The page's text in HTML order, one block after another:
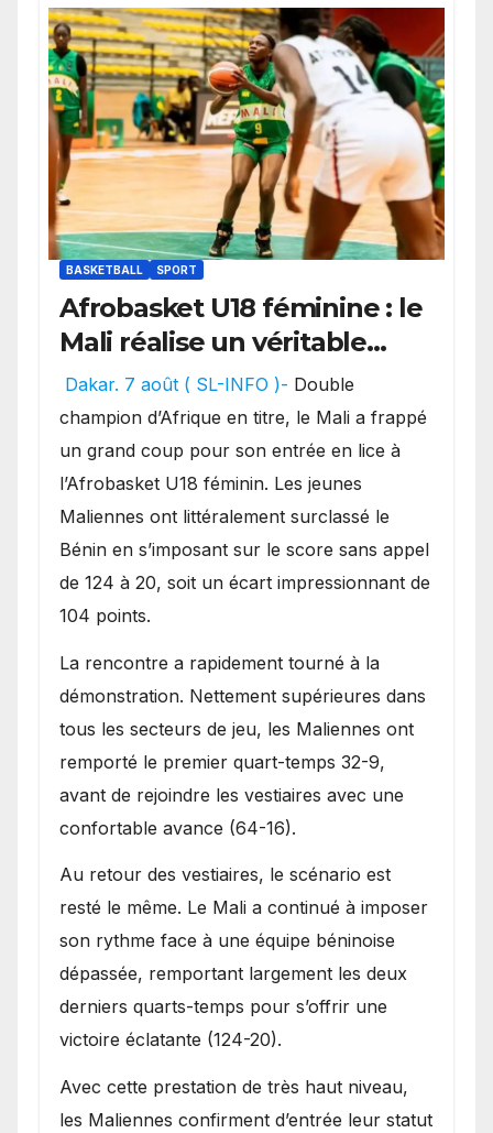
BASKETBALL SPORT
Afrobasket U18 féminine : le
Mali réalise un véritable
festival offensif et inflige
une lourde défaite au
Bénin.
Dakar. 7 août ( SL-INFO )- Double
champion d’Afrique en titre, le Mali a frappé
un grand coup pour son entrée en lice à
l’Afrobasket U18 féminin. Les jeunes
Maliennes ont littéralement surclassé le
Bénin en s’imposant sur le score sans appel
de 124 à 20, soit un écart impressionnant de
104 points.
La rencontre a rapidement tourné à la
démonstration. Nettement supérieures dans
tous les secteurs de jeu, les Maliennes ont
remporté le premier quart-temps 32-9,
avant de rejoindre les vestiaires avec une
confortable avance (64-16).
Au retour des vestiaires, le scénario est
resté le même. Le Mali a continué à imposer
son rythme face à une équipe béninoise
dépassée, remportant largement les deux
derniers quarts-temps pour s’offrir une
victoire éclatante (124-20).
Avec cette prestation de très haut niveau,
les Maliennes confirment d’entrée leur statut